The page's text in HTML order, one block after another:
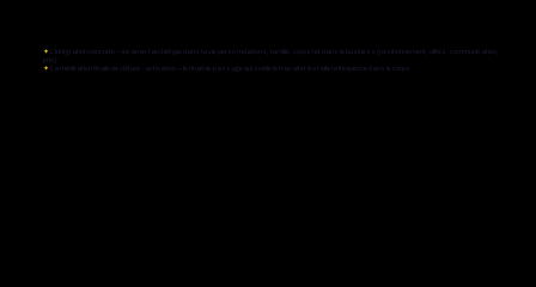
✦L'intégration concrète — incarner l'archétype dans la vie perso (relations, famille, corps) et dans le business (positionnement, offres, communication,
prix)
✦La méditation finale de clôture · activation — le rituel de passage qui scelle le travail et installe la fréquence dans le corps